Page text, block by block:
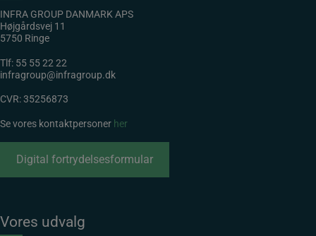
INFRA GROUP DANMARK APS
Højgårdsvej 11
5750 Ringe
Tlf: 55 55 22 22
infragroup@infragroup.dk
CVR: 35256873
Se vores kontaktpersoner her
Digital fortrydelsesformular
Vores udvalg